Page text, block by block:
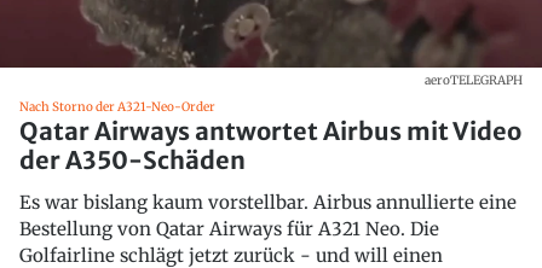
aeroTELEGRAPH
Nach Storno der A321-Neo-Order
Qatar Airways antwortet Airbus mit Video
der A350-Schäden
Es war bislang kaum vorstellbar. Airbus annullierte eine
Bestellung von Qatar Airways für A321 Neo. Die
Golfairline schlägt jetzt zurück - und will einen